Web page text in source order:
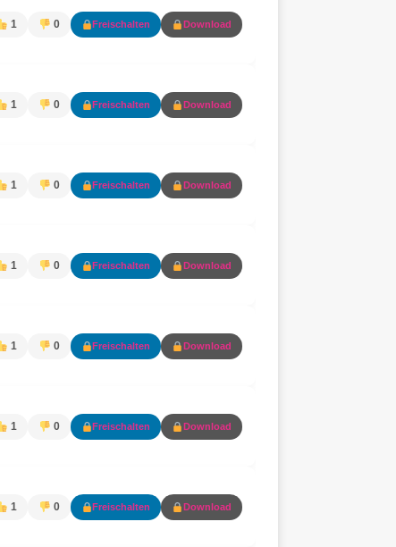
1 0 Freischalten Download
1 0 Freischalten Download
1 0 Freischalten Download
1 0 Freischalten Download
1 0 Freischalten Download
1 0 Freischalten Download
1 0 Freischalten Download